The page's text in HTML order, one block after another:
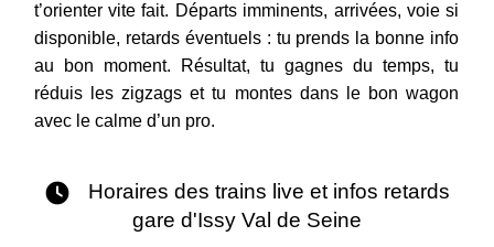
t’orienter vite fait. Départs imminents, arrivées, voie si
disponible, retards éventuels : tu prends la bonne info
au bon moment. Résultat, tu gagnes du temps, tu
réduis les zigzags et tu montes dans le bon wagon
avec le calme d’un pro.
Horaires des trains live et infos retards
gare d'Issy Val de Seine